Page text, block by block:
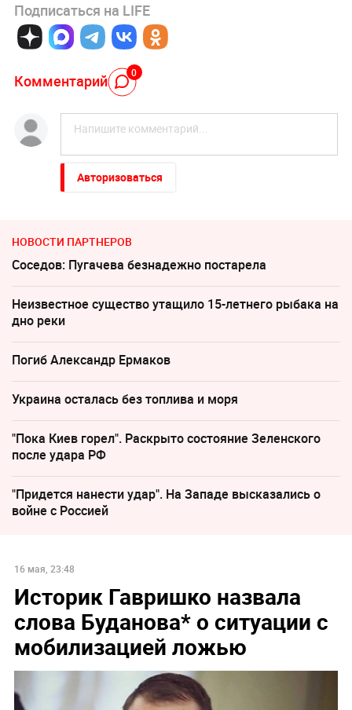
Подписаться на LIFE
Комментарий 0
Авторизоваться
НОВОСТИ ПАРТНЕРОВ
Соседов: Пугачева безнадежно постарела
Неизвестное существо утащило 15-летнего рыбака на
дно реки
Погиб Александр Ермаков
Украина осталась без топлива и моря
"Пока Киев горел". Раскрыто состояние Зеленского
после удара РФ
"Придется нанести удар". На Западе высказались о
войне с Россией
16 мая, 23:48
Историк Гавришко назвала
слова Буданова* о ситуации с
мобилизацией ложью